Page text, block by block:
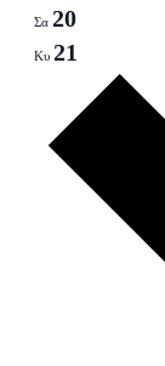
Σα 20
Κυ 21